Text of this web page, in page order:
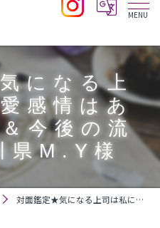
になる上
感情はあ
今後の流
県M.Y様
対面鑑定★気になる上司は私に恋愛感情はありますか？＆今後の流れ★神奈川県M.Y様